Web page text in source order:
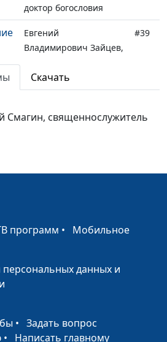
доктор богословия
Евгений
Владимирович Зайцев,
#39
Евгений
доктор богословия
#38
доктор богословия
доктор богословия
Владимирович Зайцев,
Владимирович Зайцев,
доктор богословия
Скачать
Смагин, священнослужитель
программ • Мобильное
данных и
• Задать вопрос
• Написать главному